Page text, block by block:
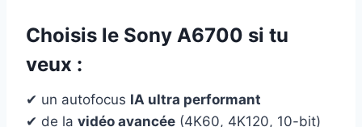
Choisis le Sony A6700 si tu
veux :
✔ un autofocus IA ultra performant
✔ de la vidéo avancée (4K60, 4K120, 10-bit)